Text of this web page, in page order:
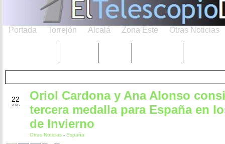
Portada Torrejón Alcalá Zona Este Otras Noticias
22
2026
Oriol Cardona y Ana Alonso
tercera medalla para España en
de Invierno
Otras Noticias - España